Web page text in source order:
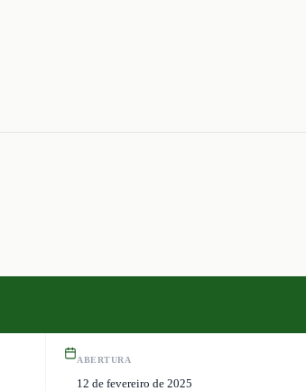
ABERTURA
12 de fevereiro de 2025